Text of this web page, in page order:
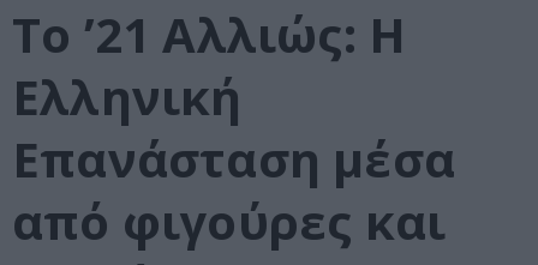
Το ’21 Αλλιώς: Η
Ελληνική
Επανάσταση μέσα
από φιγούρες και